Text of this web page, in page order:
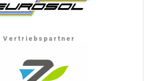
V e r t r i e b s p a r t n e r